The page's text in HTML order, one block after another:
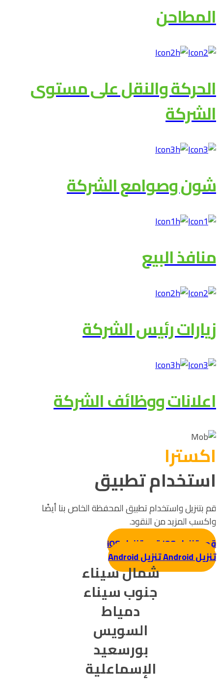
المطاحن
الحركة والنقل على مستوى
الشركة
شون وصوامع الشركة
منافذ البيع
زيارات رئيس الشركة
اعلانات ووظائف الشركة
اکسترا
استخدام تطبيق
قم بتنزيل واستخدام تطبيق المحفظة الخاص بنا أيضًا
واكسب المزيد من النقود.
قم بتنزيل iOS
قم بتنزيل iOS
تنزيل Android
تنزيل Android
شمال سيناء
جنوب سيناء
دمياط
السويس
بورسعيد
الإسماعلية